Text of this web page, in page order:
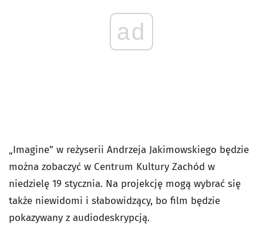
ad
„Imagine” w reżyserii Andrzeja Jakimowskiego będzie
można zobaczyć w Centrum Kultury Zachód w
niedzielę 19 stycznia. Na projekcję mogą wybrać się
także niewidomi i słabowidzący, bo film będzie
pokazywany z audiodeskrypcją.